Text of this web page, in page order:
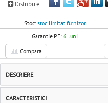
Distribuie:
Stoc: stoc limitat furnizor
Garantie PF:6 luni
Compara
DESCRIERE
CARACTERISTICI